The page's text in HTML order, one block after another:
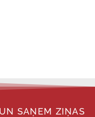
SAŅEM ZIŅAS